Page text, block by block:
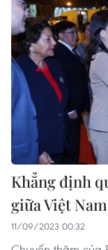
Khẳng định
giữa Việt
11/09/2023 00:32